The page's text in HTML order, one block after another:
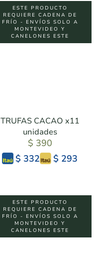
ESTE PRODUCTO
REQUIERE CADENA DE
FRÍO - ENVÍOS SOLO A
MONTEVIDEO Y
CANELONES ESTE
TRUFAS CACAO x11
unidades
$ 390
$ 332
$ 293
ESTE PRODUCTO
REQUIERE CADENA DE
FRÍO - ENVÍOS SOLO A
MONTEVIDEO Y
CANELONES ESTE